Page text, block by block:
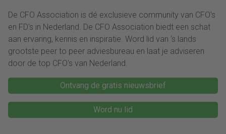
De CFO Association is dé exclusieve community van CFO's
en FD's in Nederland. De CFO Association biedt een schat
aan ervaring, kennis en inspiratie. Word lid van ‘s lands
grootste peer to peer adviesbureau en laat je adviseren
door de top CFO's van Nederland.
Ontvang de gratis nieuwsbrief
Word nu lid